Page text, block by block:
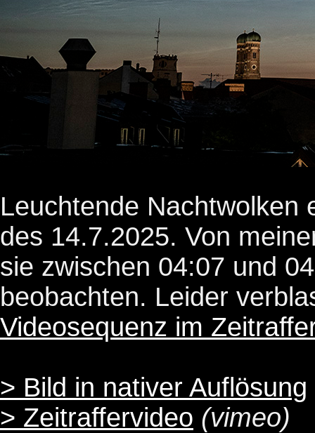
Leuchtende Nachtwolken
des 14.7.2025. Von
sie zwischen 04:07 und
beobachten. Leider
Videosequenz im
> Bild in nativer Auflösung
> Zeitraffervideo (vimeo)